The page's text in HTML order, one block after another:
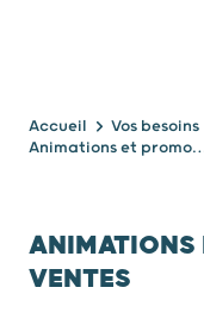
Accueil Vos besoins
Animations et
ANIMATIONS
VENTES